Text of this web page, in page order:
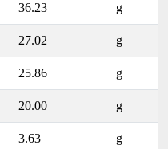
36.23 g
27.02 g
25.86 g
20.00 g
3.63 g